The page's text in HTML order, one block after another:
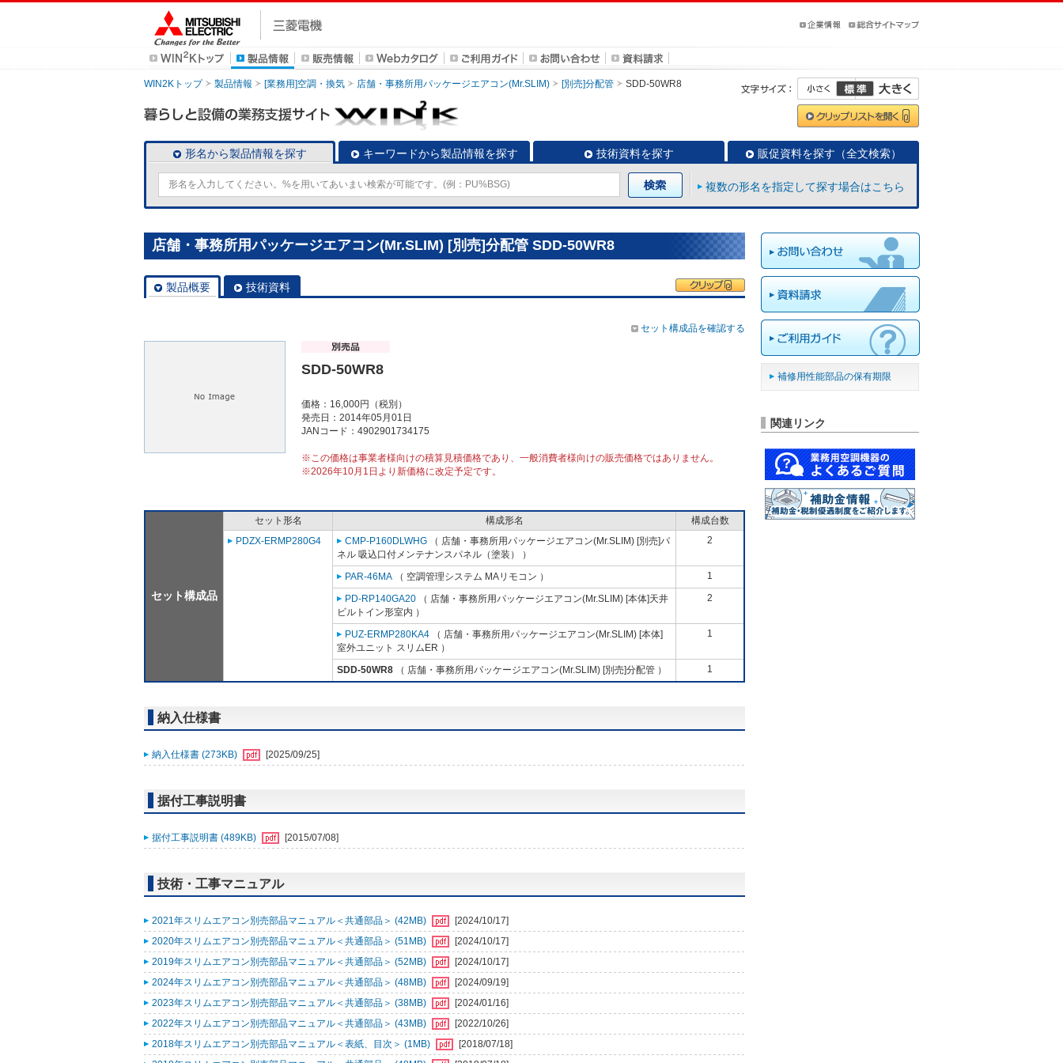
WIN2Kトップ 製品情報 [業務用]空調・換気 店舗・事務所用パッケージエアコン(Mr.SLIM) [別売]分配管 SDD-50WR8
形名から製品情報を探す キーワードから製品情報を探す 技術資料を探す 販促資料を探す（全文検索）
複数の形名を指定して探す場合はこちら
店舗・事務所用パッケージエアコン(Mr.SLIM) [別売]分配管 SDD-50WR8
製品概要 技術資料
セット構成品を確認する
SDD-50WR8
価格：16,000円（税別）
発売日：2014年05月01日
JANコード：4902901734175
※この価格は事業者様向けの積算見積価格であり、一般消費者様向けの販売価格ではありません。
※2026年10月1日より新価格に改定予定です。
セット構成品
セット形名 構成形名
構成台数
PDZX-ERMP280G4
CMP-P160DLWHG （ 店舗・事務所用パッケージエアコン(Mr.SLIM) [別売]パ
ネル 吸込口付メンテナンスパネル（塗装） ）
2
PAR-46MA （ 空調管理システム MAリモコン ） 1
PD-RP140GA20 （ 店舗・事務所用パッケージエアコン(Mr.SLIM) [本体]天井
ビルトイン形室内 ）
2
PUZ-ERMP280KA4 （ 店舗・事務所用パッケージエアコン(Mr.SLIM) [本体]
室外ユニット スリムER ）
1
SDD-50WR8 （ 店舗・事務所用パッケージエアコン(Mr.SLIM) [別売]分配管 ） 1
納入仕様書
納入仕様書 (273KB) [2025/09/25]
据付工事説明書
据付工事説明書 (489KB) [2015/07/08]
技術・工事マニュアル
2021年スリムエアコン別売部品マニュアル＜共通部品＞ (42MB)
[2024/10/17]
2020年スリムエアコン別売部品マニュアル＜共通部品＞ (51MB)
[2024/10/17]
2019年スリムエアコン別売部品マニュアル＜共通部品＞ (52MB)
[2024/10/17]
2024年スリムエアコン別売部品マニュアル＜共通部品＞ (48MB)
[2024/09/19]
2023年スリムエアコン別売部品マニュアル＜共通部品＞ (38MB)
[2024/01/16]
2022年スリムエアコン別売部品マニュアル＜共通部品＞ (43MB)
[2022/10/26]
2018年スリムエアコン別売部品マニュアル＜表紙、目次＞ (1MB)
[2018/07/18]
補修用性能部品の保有期限
関連リンク